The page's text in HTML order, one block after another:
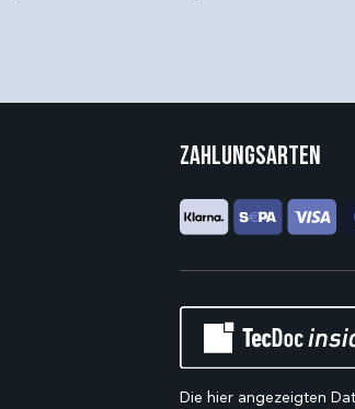
Zahlungsarten
Die hier angezeigten